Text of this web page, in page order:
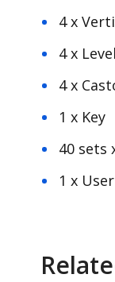
4 x
4 x
4 x
1 x Key
40 sets
1 x